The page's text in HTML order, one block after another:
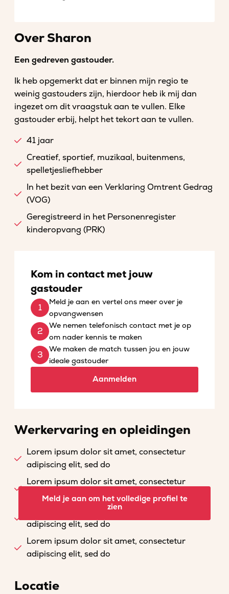
Over Sharon
Een gedreven gastouder.
Ik heb opgemerkt dat er binnen mijn regio te
weinig gastouders zijn, hierdoor heb ik mij dan
ingezet om dit vraagstuk aan te vullen. Elke
gastouder erbij, helpt het tekort aan te vullen.
41 jaar
Creatief, sportief, muzikaal, buitenmens,
spelletjesliefhebber
In het bezit van een Verklaring Omtrent Gedrag
(VOG)
Geregistreerd in het Personenregister
kinderopvang (PRK)
Kom in contact met jouw
gastouder
Meld je aan en vertel ons meer over je
opvangwensen
We nemen telefonisch contact met je op
om nader kennis te maken
We maken de match tussen jou en jouw
ideale gastouder
Aanmelden
Werkervaring en opleidingen
Lorem ipsum dolor sit amet, consectetur
adipiscing elit, sed do
Lorem ipsum dolor sit amet, consectetur
adipiscing elit, sed do
Lorem ipsum dolor sit amet, consectetur
adipiscing elit, sed do
Lorem ipsum dolor sit amet, consectetur
adipiscing elit, sed do
Meld je aan om het volledige profiel te
zien
Locatie